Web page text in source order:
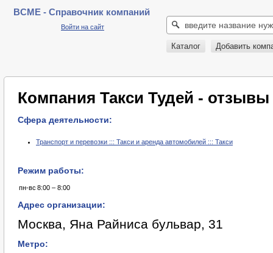
BCME - Справочник компаний
Войти на сайт
Каталог Добавить
Компания Такси Тудей - отзывы
Сфера деятельности:
Транспорт и перевозки ::: Такси и аренда автомобилей ::: Такси
Режим работы:
пн-вс 8:00 – 8:00
Адрес организации:
Москва, Яна Райниса бульвар, 31
Метро: